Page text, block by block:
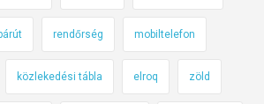
rendőrség mobiltelefon
közlekedési tábla elroq zöld